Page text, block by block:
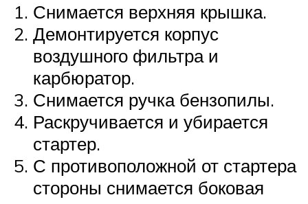
Снимается верхняя крышка.
Демонтируется корпус
воздушного фильтра и
карбюратор.
Снимается ручка бензопилы.
Раскручивается и убирается
стартер.
С противоположной от стартера
стороны снимается боковая